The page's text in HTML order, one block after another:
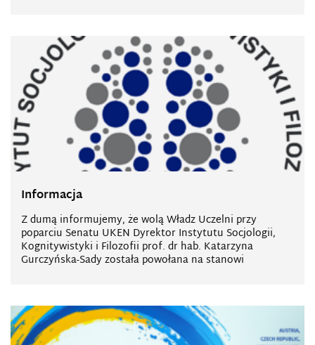
Informacja
Z dumą informujemy, że wolą Władz Uczelni przy
poparciu Senatu UKEN Dyrektor Instytutu Socjologii,
Kognitywistyki i Filozofii prof. dr hab. Katarzyna
Gurczyńska-Sady została powołana na stanowi